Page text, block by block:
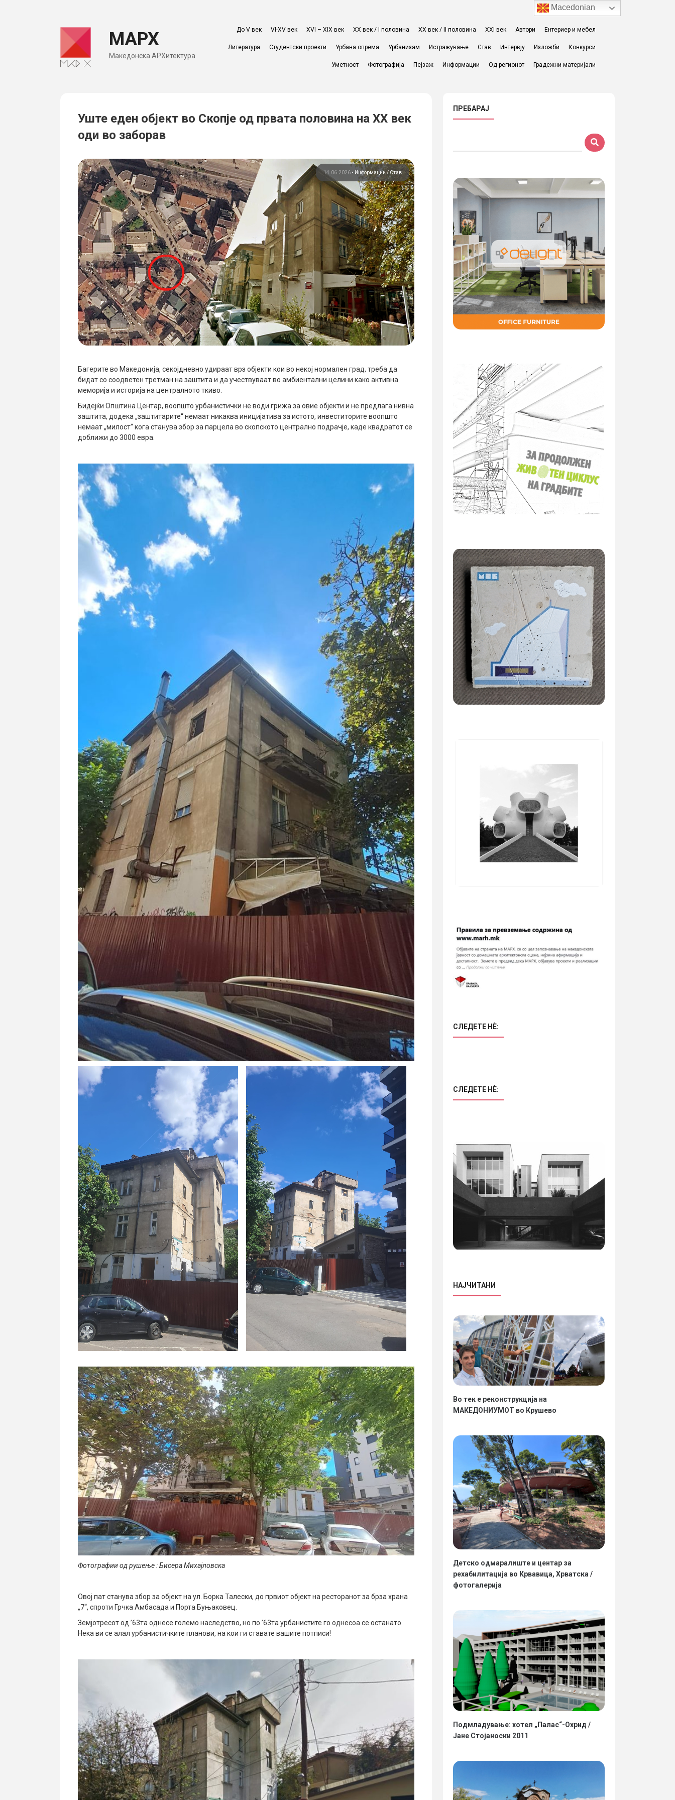
МАРХ
Македонска АРХитектура
До V век VI-XV век XVI – XIX век ХХ век / I половина ХХ век / II половина XXI век Автори Ентериер и мебел
Литература Студентски проекти Урбана опрема Урбанизам Истражување Став Интервју Изложби Конкурси
Уметност Фотографија Пејзаж Информации Од регионот Градежни материјали
Уште еден објект во Скопје од првата половина на XX век
оди во заборав
14.06.2026• Информации Став
Багерите во Македонија, секојдневно удираат врз објекти кои во некој нормален град, треба да
бидат со соодветен третман на заштита и да учествуваат во амбиентални целини како активна
меморија и историја на централното ткиво.
Бидејќи Општина Центар, воопшто урбанистички не води грижа за овие објекти и не предлага нивна
заштита, додека „заштитарите“ немаат никаква иницијатива за истото, инвеститорите воопшто
немаат „милост“ кога станува збор за парцела во скопското централно подрачје, каде квадратот се
доближи до 3000 евра.
Фотографии од рушење : Бисера Михајловска
Овој пат станува збор за објект на ул. Борка Талески, до првиот објект на ресторанот за брза храна
„7“, спроти Грчка Амбасада и Порта Буњаковец.
Земјотресот од ’63та однесе големо наследство, но по ’63та урбанистите го однесоа се останато.
Нека ви се алал урбанистичките планови, на кои ги ставате вашите потписи!
ПРЕБАРАЈ
СЛЕДЕТЕ НÈ:
СЛЕДЕТЕ НÈ:
НАЈЧИТАНИ
Во тек е реконструкција на
МАКЕДОНИУМОТ во Крушево
Детско одмаралиште и центар за
рехабилитација во Крвавица, Хрватска /
фотогалерија
Подмладување: хотел „Палас“-Охрид /
Јане Стојаноски 2011
Macedonian